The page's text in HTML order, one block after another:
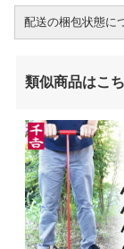
配送の梱包状態に
類似商品はこ